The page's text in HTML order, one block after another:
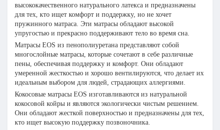
высококачественного натурального латекса и предназначены
для тех, кто ищет комфорт и поддержку, но не хочет
пружинного матраса. Эти матрасы обладают высокой
упругостью и прекрасно поддерживают тело во время сна.
Матрасы EOS из пенополиуретана представляют собой
многослойные матрасы, которые сочетают в себе различные
пены, обеспечивая поддержку и комфорт. Они обладают
умеренной жесткостью и хорошо вентилируются, что делает их
идеальным выбором для людей, страдающих аллергиями.
Кокосовые матрасы EOS изготавливаются из натуральной
кокосовой койры и являются экологически чистым решением.
Они обладают жесткой поверхностью и предназначены для тех,
кто ищет высокую поддержку позвоночника.